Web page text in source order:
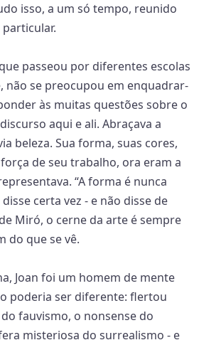
isso, a um só tempo, reunido
passeou por diferentes escolas
não se preocupou em enquadrar-
às muitas questões sobre o
aqui e ali. Abraçava a
beleza. Sua forma, suas cores,
de seu trabalho, ora eram a
“A forma é nunca
certa vez - e não disse de
Miró, o cerne da arte é sempre
do que se vê.
Joan foi um homem de mente
poderia ser diferente: flertou
fauvismo, o nonsense do
misteriosa do surrealismo - e